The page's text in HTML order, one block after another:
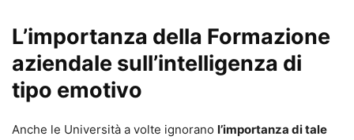
L’importanza della Formazione
aziendale sull’intelligenza di
tipo emotivo
Anche le Università a volte ignorano l’importanza di tale